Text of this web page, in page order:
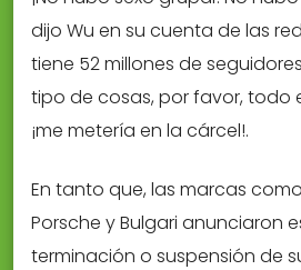
dijo Wu en su cuenta de las
tiene 52 millones de
tipo de cosas, por favor, todo
¡me metería en la cárcel!.
En tanto que, las marcas
Porsche y Bulgari anunciaron
terminación o suspensión de